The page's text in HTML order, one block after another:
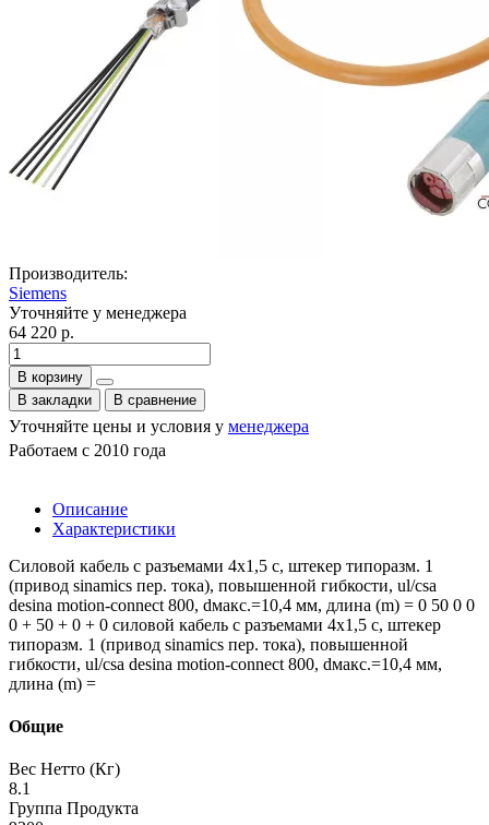
Производитель:
Siemens
Уточняйте у менеджера
64 220 р.
В корзину
В закладки
В сравнение
Уточняйте цены и условия у менеджера
Работаем с 2010 года
Описание
Характеристики
Силовой кабель с разъемами 4x1,5 c, штекер типоразм. 1
(привод sinamics пер. тока), повышенной гибкости, ul/csa
desina motion-connect 800, dмакс.=10,4 мм, длина (m) = 0 50 0 0
0 + 50 + 0 + 0 силовой кабель с разъемами 4x1,5 c, штекер
типоразм. 1 (привод sinamics пер. тока), повышенной
гибкости, ul/csa desina motion-connect 800, dмакс.=10,4 мм,
длина (m) =
Общие
Вес Нетто (Кг)
8.1
Группа Продукта